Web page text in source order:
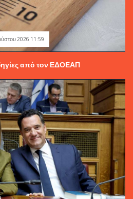
2026 11:59
από τον ΕΔΟΕΑΠ